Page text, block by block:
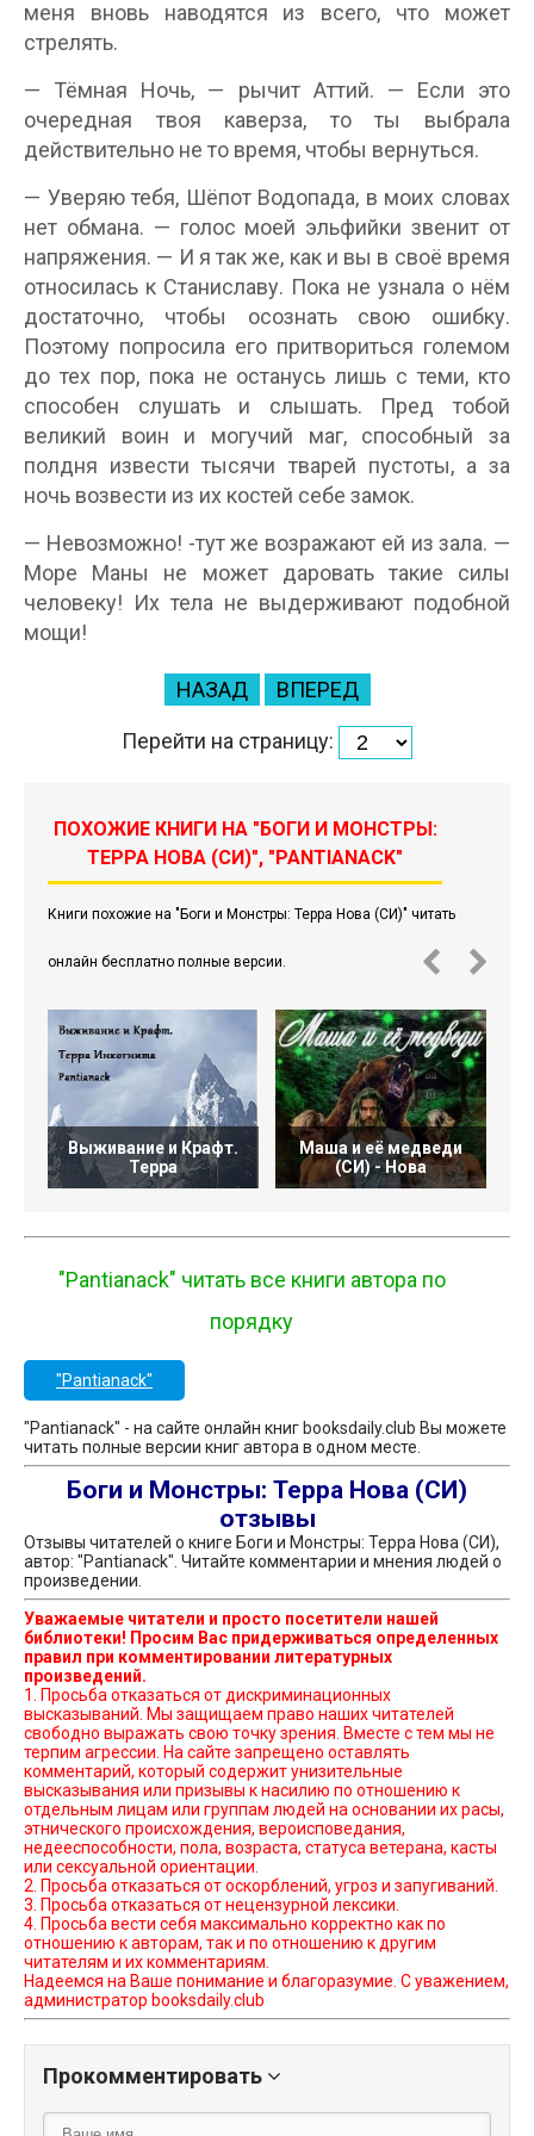
меня вновь наводятся из всего, что может
стрелять.
— Тёмная Ночь, — рычит Аттий. — Если это
очередная твоя каверза, то ты выбрала
действительно не то время, чтобы вернуться.
— Уверяю тебя, Шёпот Водопада, в моих словах
нет обмана. — голос моей эльфийки звенит от
напряжения. — И я так же, как и вы в своё время
относилась к Станиславу. Пока не узнала о нём
достаточно, чтобы осознать свою ошибку.
Поэтому попросила его притвориться големом
до тех пор, пока не останусь лишь с теми, кто
способен слушать и слышать. Пред тобой
великий воин и могучий маг, способный за
полдня извести тысячи тварей пустоты, а за
ночь возвести из их костей себе замок.
— Невозможно! -тут же возражают ей из зала. —
Море Маны не может даровать такие силы
человеку! Их тела не выдерживают подобной
мощи!
НАЗАД ВПЕРЕД
Перейти на страницу:
ПОХОЖИЕ КНИГИ НА "БОГИ И МОНСТРЫ:
ТЕРРА НОВА (СИ)", "PANTIANACK"
Книги похожие на "Боги и Монстры: Терра Нова (СИ)" читать
онлайн бесплатно полные версии.
Выживание и Крафт.
Терра
Маша и её медведи
(СИ) - Нова
"Pantianack" читать все книги автора по
порядку
"Pantianack"
"Pantianack" - на сайте онлайн книг booksdaily.club Вы можете
читать полные версии книг автора в одном месте.
Боги и Монстры: Терра Нова (СИ)
отзывы
Отзывы читателей о книге Боги и Монстры: Терра Нова (СИ),
автор: "Pantianack". Читайте комментарии и мнения людей о
произведении.
Уважаемые читатели и просто посетители нашей
библиотеки! Просим Вас придерживаться определенных
правил при комментировании литературных
произведений.
1. Просьба отказаться от дискриминационных
высказываний. Мы защищаем право наших читателей
свободно выражать свою точку зрения. Вместе с тем мы не
терпим агрессии. На сайте запрещено оставлять
комментарий, который содержит унизительные
высказывания или призывы к насилию по отношению к
отдельным лицам или группам людей на основании их расы,
этнического происхождения, вероисповедания,
недееспособности, пола, возраста, статуса ветерана, касты
или сексуальной ориентации.
2. Просьба отказаться от оскорблений, угроз и запугиваний.
3. Просьба отказаться от нецензурной лексики.
4. Просьба вести себя максимально корректно как по
отношению к авторам, так и по отношению к другим
читателям и их комментариям.
Надеемся на Ваше понимание и благоразумие. С уважением,
администратор booksdaily.club
Прокомментировать